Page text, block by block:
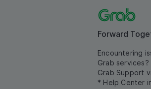
Forward
Encountering
Grab
Grab Support
* Help Center